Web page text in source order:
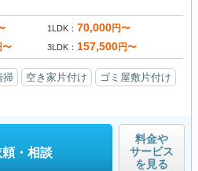
1LDK 70,000円〜
〜 3LDK 157,500円〜
掃 空き家片付け
ゴミ屋敷片付け
頼・相談
料金や
サービス
を見る